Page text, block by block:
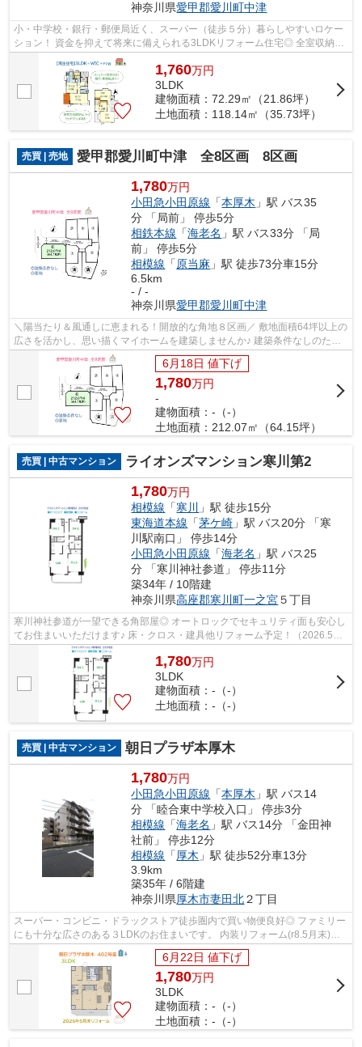
神奈川県愛甲郡愛川町中津
小・中学校・銀行・郵便局近く、スーパー（徒歩５分）暮らしやすいロケー
ション！ 資金を抑えて将来に備えられる3LDKリフォーム住宅◎ 全室収納に
加え、収納の自由度高い「WIC」をご用...
1,760万円
3LDK
建物面積：72.29㎡（21.86坪）
土地面積：118.14㎡（35.73坪）
売買 | 売地 愛甲郡愛川町中津 全8区画 8区画
1,780万円
小田急小田原線 「本厚木 」駅 バス35
分 「局前」 停歩5分
相鉄本線 「海老名 」駅 バス33分 「局
前」 停歩5分
相模線 「 原当麻 」駅 徒歩73分車15分
6.5km
- / -
神奈川県愛甲郡愛川町中津
＼陽当たり＆風通しに恵まれる！開放的な角地８区画／ 敷地面積64坪以上の
広さを活かし、思い描くマイホームを建築しませんか♪ 建築条件なしのた
め、お好きなハウスメーカーを選択いた...
6月18日 値下げ
1,780万円
-
建物面積：-（-）
土地面積：212.07㎡（64.15坪）
売買 | 中古マンション ライオンズマンション寒川第2
1,780万円
相模線 「寒川 」駅 徒歩15分
東海道本線 「茅ケ崎 」駅 バス20分 「寒
川駅南口」 停歩14分
小田急小田原線 「海老名 」駅 バス25
分 「寒川神社参道」 停歩11分
築34年 / 10階建
神奈川県高座郡寒川町一之宮５丁目
寒川神社参道が一望できる角部屋◎ オートロックでセキュリティ面も安心し
てお住まいいただけます♪ 床・クロス・建具他リフォーム予定！（2026.5
月） 詳細はお気軽にお問い合わせくださ...
1,780万円
3LDK
建物面積：-（-）
土地面積：-（-）
売買 | 中古マンション 朝日プラザ本厚木
1,780万円
小田急小田原線 「本厚木 」駅 バス14
分 「睦合東中学校入口」 停歩3分
相模線 「海老名 」駅 バス14分 「金田神
社前」 停歩12分
相模線 「厚木 」駅 徒歩52分車13分
3.9km
築35年 / 6階建
神奈川県厚木市妻田北２丁目
スーパー・コンビニ・ドラックストア徒歩圏内で買い物便良好◎ ファミリー
にも十分な広さのある３LDKのお住まいです。 内装リフォーム(r8.5月末)で
気持ちよく新生活をお迎えいただけま...
6月22日 値下げ
1,780万円
3LDK
建物面積：-（-）
土地面積：-（-）